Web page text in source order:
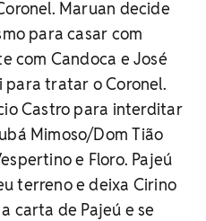
Maruan decide
para casar com
com Candoca e José
para tratar o Coronel.
Castro para interditar
Mimoso/Dom Tião
e Floro. Pajeú
terreno e deixa Cirino
carta de Pajeú e se